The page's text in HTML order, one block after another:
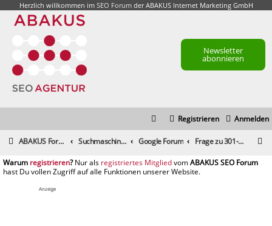
Herzlich willkommen im SEO Forumder ABAKUS Internet Marketing GmbH
Newsletter
abonnieren
Anmelden
Registrieren
ABAKUS Foren-Übersicht Suchmaschinenmarketing (SEM) / Suchmaschinenoptimierung (SEO) Google Forum Frage zu 301-Weiterleitung von alte auf neue Domain
registrieren registriertes Mitglied
Anzeige